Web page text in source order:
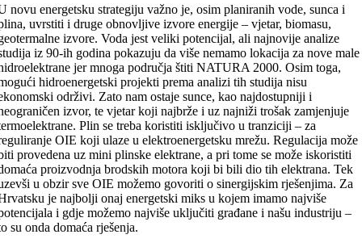
novu energetsku strategiju važno je, osim planiranih vode, sunca i
uvrstiti i druge obnovljive izvore energije – vjetar, biomasu,
izvore. Voda jest veliki potencijal, ali najnovije analize
iz 90-ih godina pokazuju da više nemamo lokacija za nove male
jer mnoga područja štiti NATURA 2000. Osim toga,
hidroenergetski projekti prema analizi tih studija nisu
održivi. Zato nam ostaje sunce, kao najdostupniji i
izvor, te vjetar koji najbrže i uz najniži trošak zamjenjuje
Plin se treba koristiti isključivo u tranziciji – za
OIE koji ulaze u elektroenergetsku mrežu. Regulacija može
provedena uz mini plinske elektrane, a pri tome se može iskoristiti
proizvodnja brodskih motora koji bi bili dio tih elektrana. Tek
u obzir sve OIE možemo govoriti o sinergijskim rješenjima. Za
je najbolji onaj energetski miks u kojem imamo najviše
i gdje možemo najviše uključiti građane i našu industriju –
su onda domaća rješenja.